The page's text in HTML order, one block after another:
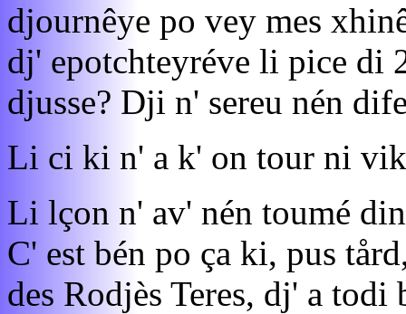
djournêye po vey mes
dj' epotchteyréve li pice di
djusse? Dji n' sereu nén
Li ci ki n' a k' on tour ni
Li lçon n' av' nén toumé
C' est bén po ça ki, pus
des Rodjès Teres, dj' a